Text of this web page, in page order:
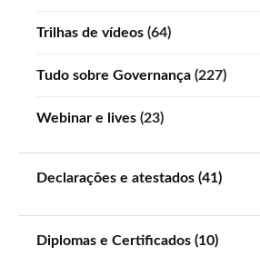
Trilhas de vídeos (64)
Tudo sobre Governança (227)
Webinar e lives (23)
Declarações e atestados (41)
Diplomas e Certificados (10)